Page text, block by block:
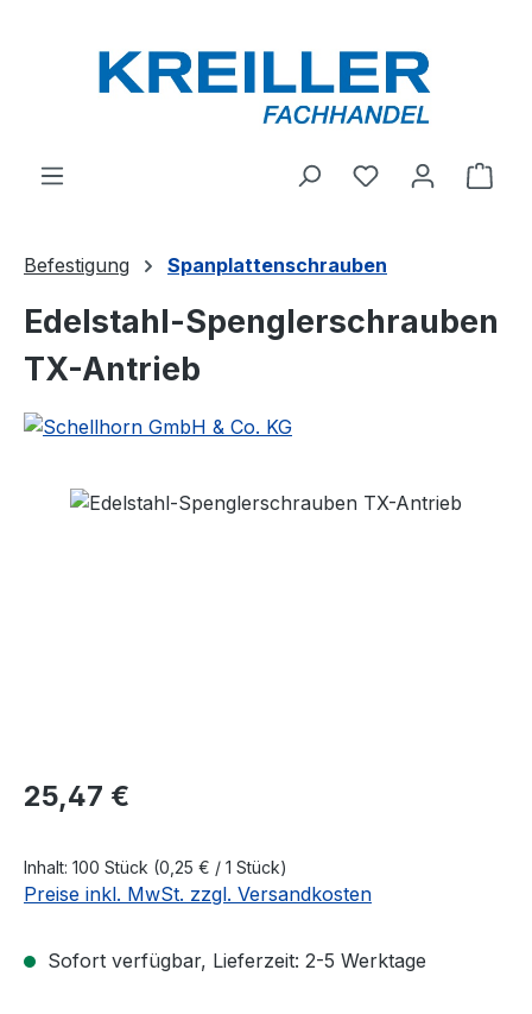
Du hast 0
Befestigung Spanplattenschrauben
Edelstahl-Spenglerschrauben
TX-Antrieb
Bildergalerie überspringen
Regulärer Preis:
25,47 €
Inhalt: 100 Stück (0,25 € / 1 Stück)
Preise inkl. MwSt. zzgl. Versandkosten
Sofort verfügbar, Lieferzeit: 2-5 Werktage